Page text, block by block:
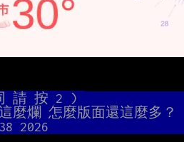
請 按 2 )
麼爛 怎麼版面還這麼多？
2026